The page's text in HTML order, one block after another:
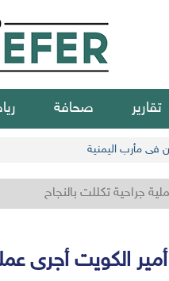
تقارير صحافة
في مأرب اليمنية
جراحية تكللت بالنجاح
أمير الكويت أجرى